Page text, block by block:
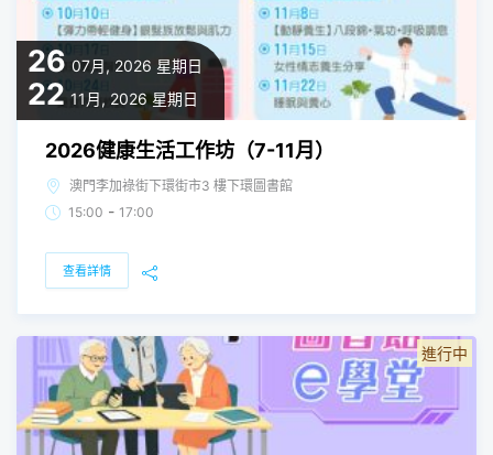
26 07月, 2026 星期日
22 11月, 2026 星期日
2026健康生活工作坊（7-11月）
澳門李加祿街下環街市3 樓下環圖書館
15:00 - 17:00
查看詳情
進行中